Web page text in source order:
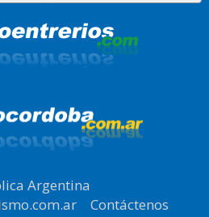
Argentina
| Contáctenos